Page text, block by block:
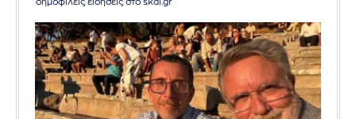
δημοφιλείς ειδήσεις στο skai.gr